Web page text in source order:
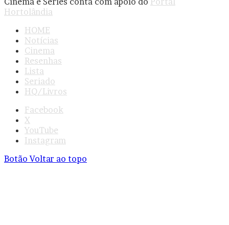
Hortolândia
HOME
Notícias
Cinema
Resenhas
Lista
Seriado
HQ/Livros
Facebook
X
YouTube
Instagram
Botão Voltar ao topo